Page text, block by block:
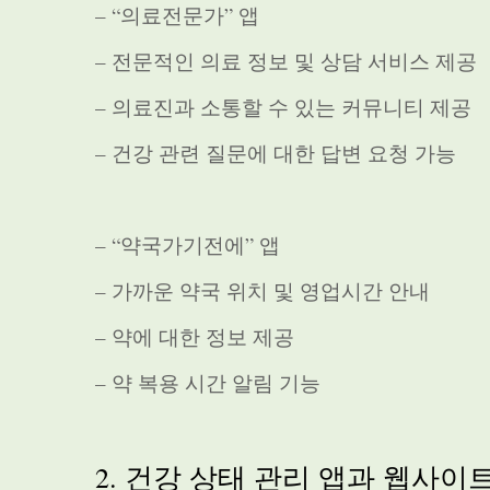
– “의료전문가” 앱
– 전문적인 의료 정보 및 상담 서비스 제공
– 의료진과 소통할 수 있는 커뮤니티 제공
– 건강 관련 질문에 대한 답변 요청 가능
– “약국가기전에” 앱
– 가까운 약국 위치 및 영업시간 안내
– 약에 대한 정보 제공
– 약 복용 시간 알림 기능
2. 건강 상태 관리 앱과 웹사이